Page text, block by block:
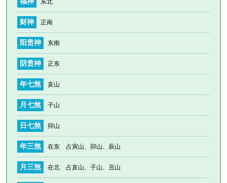
东北
财神 正南
阳贵神 东南
阴贵神 正东
年七煞 亥山
月七煞 子山
日七煞 卯山
年三煞 在东 占寅山、卯山、辰山
月三煞 在北 占亥山、子山、丑山